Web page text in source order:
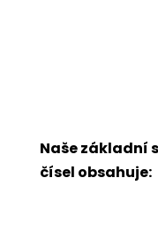
Naše základní
čísel obsahuje: